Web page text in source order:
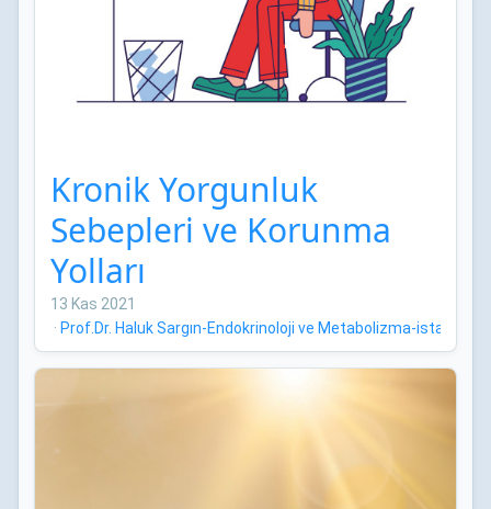
Kronik Yorgunluk
Sebepleri ve Korunma
Yolları
13 Kas 2021
· Prof.Dr. Haluk Sargın-Endokrinoloji ve Metabolizma-istanbul